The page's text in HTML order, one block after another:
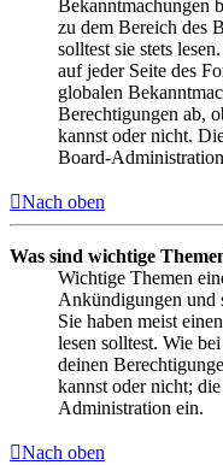
Bekanntmachungen
zu dem Bereich des
solltest sie stets
auf jeder Seite des
globalen
Berechtigungen ab,
kannst oder nicht.
Board-
Nach oben
Was sind wichtige
Wichtige Themen
Ankündigungen und
Sie haben meist
lesen solltest. Wie
deinen
kannst oder nicht;
Administration ein.
Nach oben